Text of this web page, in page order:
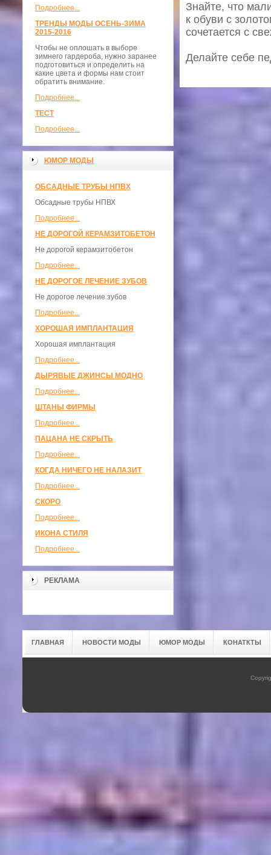
Подробнее...
ТРЕНДЫ МОДЫ ОСЕНЬ-ЗИМА
2015-2016
Чтобы не оплошать в выборе
зимнего гардероба, нужно заранее
подготовиться и определить на
какие цвета и формы нам стоит
обратить внимание.
Подробнее...
ТЕСТ
Подробнее...
ЮМОР МОДЫ
ОБСАДНЫЕ ТРУБЫ НПВХ
Обсадные трубы НПВХ
Подробнее...
НЕ ДОРОГОЙ КЕРАМЗИТОБЕТОН
Не дорогой керамзитобетон
Подробнее...
НЕ ДОРОГОЕ ЛЕЧЕНИЕ ЗУБОВ
Не дорогое лечение зубов
Подробнее...
ХОРОШАЯ ИМПЛАНТАЦИЯ
Хорошая имплантация
Подробнее...
ДЫРЯВЫЕ ДЖИНСЫ МОДНО
Подробнее...
ШТАНЫ ФИРМЫ
Подробнее...
ПАЦАНА НЕ СКРЫТЬ
Подробнее...
КОГДА НИЧЕГО НЕ НАЛАЗИТ
Подробнее...
СКОРО
Подробнее...
ИКОНА СТИЛЯ
Подробнее...
РЕКЛАМА
Знайте, что
к обуви с
сочетается с
Делайте себе
ГЛАВНАЯ НОВОСТИ МОДЫ ЮМОР МОДЫ КОНАТКТЫ